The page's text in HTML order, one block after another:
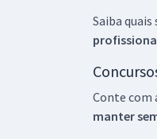
Saiba
Conte com
manter